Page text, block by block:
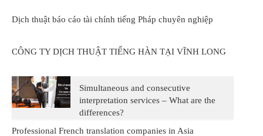
Dịch thuật báo cáo tài chính tiếng Pháp chuyên nghiệp
CÔNG TY DỊCH THUẬT TIẾNG HÀN TẠI VĨNH LONG
Simultaneous and consecutive
interpretation services – What are the
differences?
Professional French translation companies in Asia